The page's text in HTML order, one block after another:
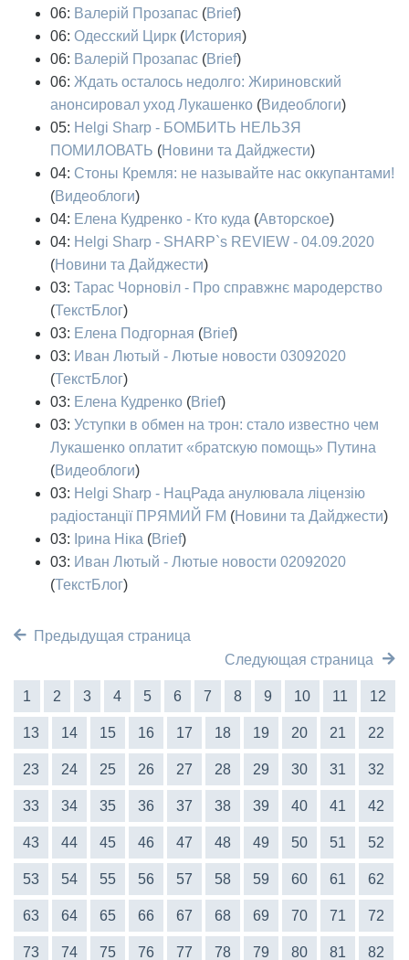
06: Валерій Прозапас (Brief)
06: Одесский Цирк (История)
06: Валерій Прозапас (Brief)
06: Ждать осталось недолго: Жириновский
анонсировал уход Лукашенко (Видеоблоги)
05: Helgi Sharp - БОМБИТЬ НЕЛЬЗЯ
ПОМИЛОВАТЬ (Новини та Дайджести)
04: Стоны Кремля: не называйте нас оккупантами!
(Видеоблоги)
04: Елена Кудренко - Кто куда (Авторское)
04: Helgi Sharp - SHARP`s REVIEW - 04.09.2020
(Новини та Дайджести)
03: Тарас Чорновіл - Про справжнє мародерство
(ТекстБлог)
03: Елена Подгорная (Brief)
03: Иван Лютый - Лютые новости 03092020
(ТекстБлог)
03: Елена Кудренко (Brief)
03: Уступки в обмен на трон: стало известно чем
Лукашенко оплатит «братскую помощь» Путина
(Видеоблоги)
03: Helgi Sharp - НацРада анулювала ліцензію
радіостанції ПРЯМИЙ FM (Новини та Дайджести)
03: Ірина Ніка (Brief)
03: Иван Лютый - Лютые новости 02092020
(ТекстБлог)
Предыдущая страница
Следующая страница
1 2 3 4 5 6 7 8 9 10 11 12
13 14 15 16 17 18 19 20 21 22
23 24 25 26 27 28 29 30 31 32
33 34 35 36 37 38 39 40 41 42
43 44 45 46 47 48 49 50 51 52
53 54 55 56 57 58 59 60 61 62
63 64 65 66 67 68 69 70 71 72
73 74 75 76 77 78 79 80 81 82